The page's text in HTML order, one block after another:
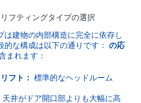
フティングタイプの選択
は建物の内部構造に完全に依存し
的な構成は以下の通りです： の応
まれます：
フト： 標準的なヘッドルーム
天井がドア開口部よりも大幅に高